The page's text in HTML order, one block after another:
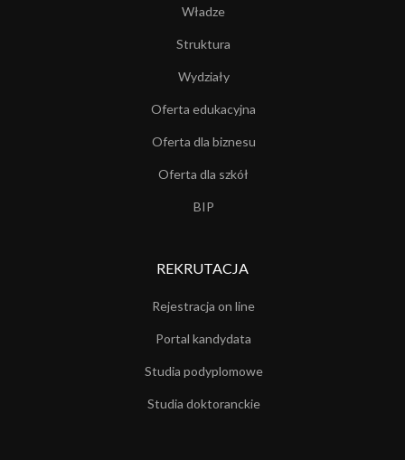
Władze
Struktura
Wydziały
Oferta edukacyjna
Oferta dla biznesu
Oferta dla szkół
BIP
REKRUTACJA
Rejestracja on line
Portal kandydata
Studia podyplomowe
Studia doktoranckie